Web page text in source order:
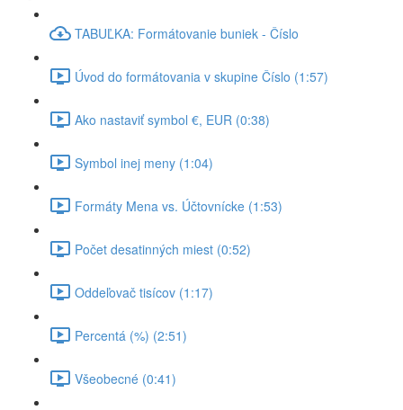
TABUĽKA: Formátovanie buniek - Číslo
Úvod do formátovania v skupine Číslo (1:57)
Ako nastaviť symbol €, EUR (0:38)
Symbol inej meny (1:04)
Formáty Mena vs. Účtovnícke (1:53)
Počet desatinných miest (0:52)
Oddeľovač tisícov (1:17)
Percentá (%) (2:51)
Všeobecné (0:41)